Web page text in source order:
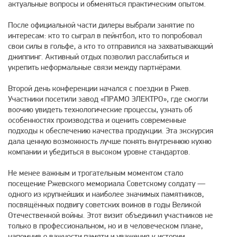
актуальные вопросы и обменяться практическим опытом.
После официальной части дилеры выбрали занятие по
интересам: кто то сыграл в пейнтбол, кто то попробовал
свои силы в гольфе, а кто то отправился на захватывающий
джиппинг. Активный отдых позволил расслабиться и
укрепить неформальные связи между партнёрами.
Второй день конференции начался с поездки в Ржев.
Участники посетили завод «ПРАМО ЭЛЕКТРО», где смогли
воочию увидеть технологические процессы, узнать об
особенностях производства и оценить современные
подходы к обеспечению качества продукции. Эта экскурсия
дала ценную возможность лучше понять внутреннюю кухню
компании и убедиться в высоком уровне стандартов.
Не менее важным и трогательным моментом стало
посещение Ржевского мемориала Советскому солдату —
одного из крупнейших и наиболее значимых памятников,
посвящённых подвигу советских воинов в годы Великой
Отечественной войны. Этот визит объединил участников не
только в профессиональном, но и в человеческом плане,